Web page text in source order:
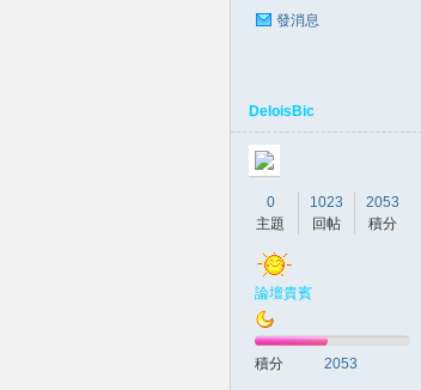
發消息
DeloisBic
0
主題
1023
回帖
2053
積分
論壇貴賓
積分 2053